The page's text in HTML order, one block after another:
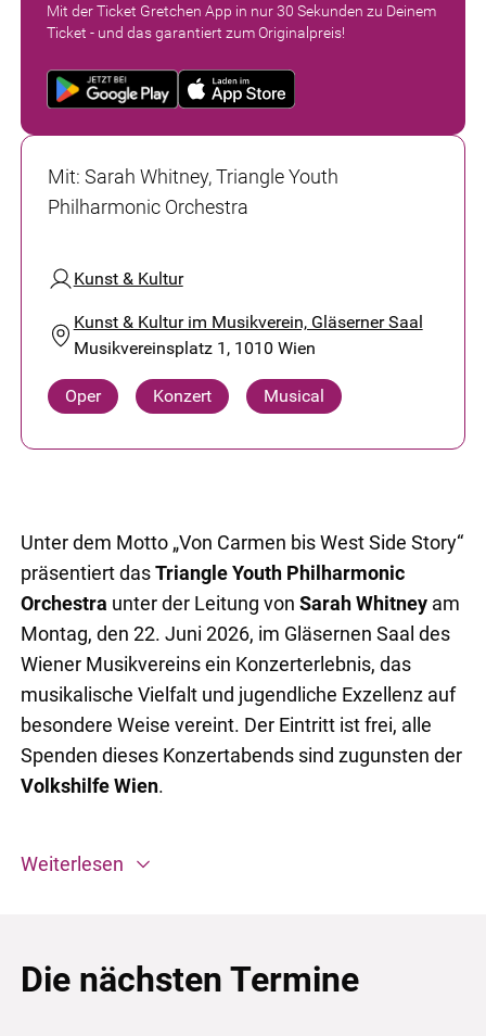
Mit der Ticket Gretchen App in nur 30 Sekunden zu Deinem
Ticket - und das garantiert zum Originalpreis!
Mit: Sarah Whitney, Triangle Youth
Philharmonic Orchestra
Kunst & Kultur
Kunst & Kultur im Musikverein, Gläserner Saal
Musikvereinsplatz 1, 1010 Wien
Oper Konzert Musical
Unter dem Motto „Von Carmen bis West Side Story“
präsentiert dasTriangle Youth Philharmonic
Orchestra unter der Leitung von Sarah Whitneyam
Montag, den 22. Juni 2026, im Gläsernen Saal des
Wiener Musikvereins ein Konzerterlebnis, das
musikalische Vielfalt und jugendliche Exzellenz auf
besondere Weise vereint. Der Eintritt ist frei, alle
Spenden dieses Konzertabends sind zugunsten der
Volkshilfe Wien.
Weiterlesen
Die nächsten Termine